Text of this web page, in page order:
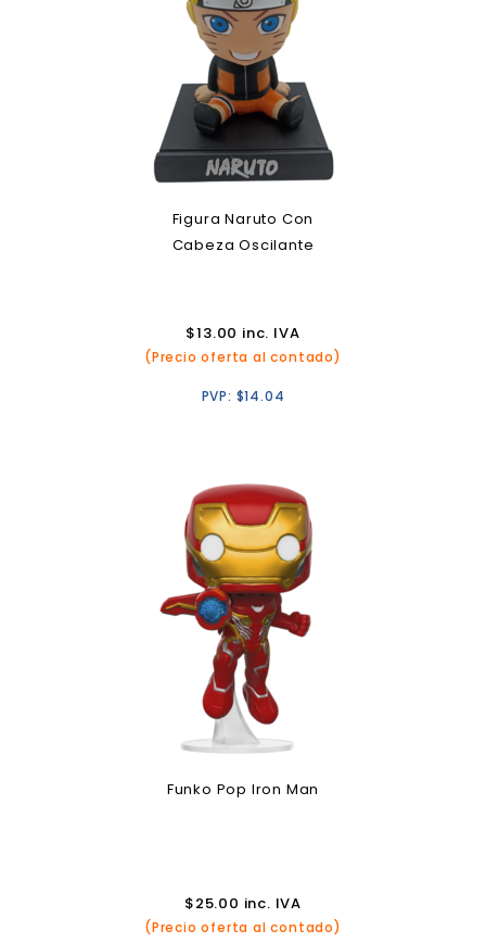
Figura Naruto Con
Cabeza Oscilante
$13.00 inc. IVA
(Precio oferta al contado)
PVP: $14.04
Funko Pop Iron Man
$25.00 inc. IVA
(Precio oferta al contado)